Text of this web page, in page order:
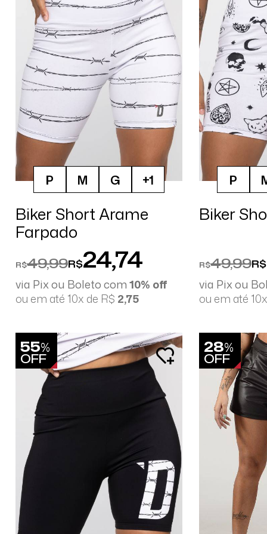
P M G +1
Biker Short Arame
Farpado
R$49,99R$24,74
via Pix ou Boleto com10% off
ou em até 10x de R$ 2,75
P
Biker
R$49,99R$
via Pix ou
ou em até
55%
OFF
28%
OFF